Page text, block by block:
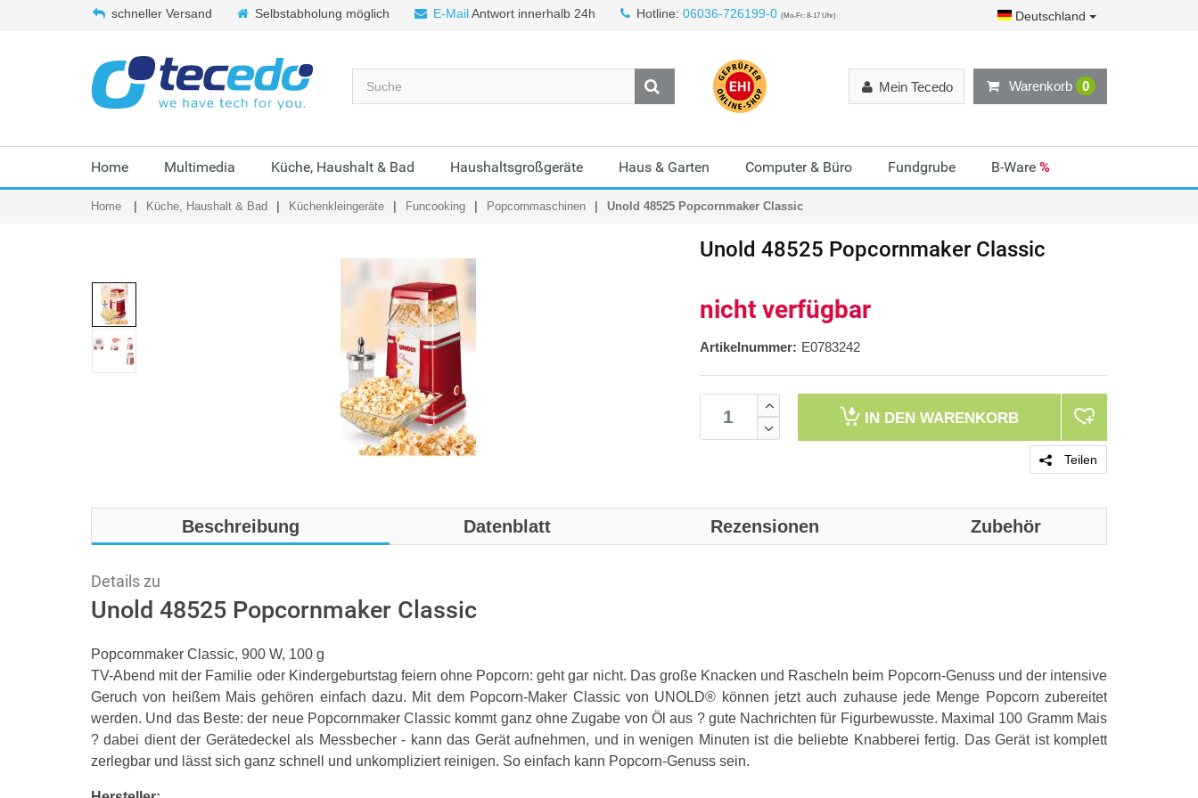
schneller Versand Selbstabholung möglich E-MailAntwort innerhalb 24h Hotline: 06036-726199-0 (Mo-Fr: 8-17 Uhr) Deutschland
Warenkorb 0
Mein Tecedo
Home Multimedia Küche, Haushalt & Bad Haushaltsgroßgeräte Haus & Garten Computer & Büro Fundgrube B-Ware %
Home Küche, Haushalt & Bad Küchenkleingeräte Funcooking Popcornmaschinen Unold 48525 Popcornmaker Classic
Unold 48525 Popcornmaker Classic
nicht verfügbar
Artikelnummer: E0783242
IN DEN WARENKORB
Teilen
Beschreibung Datenblatt Rezensionen Zubehör
Details zu
Unold 48525 Popcornmaker Classic
Popcornmaker Classic, 900 W, 100 g
TV-Abend mit der Familie oder Kindergeburtstag feiern ohne Popcorn: geht gar nicht. Das große Knacken und Rascheln beim Popcorn-Genuss und der intensive
Geruch von heißem Mais gehören einfach dazu. Mit dem Popcorn-Maker Classic von UNOLD® können jetzt auch zuhause jede Menge Popcorn zubereitet
werden. Und das Beste: der neue Popcornmaker Classic kommt ganz ohne Zugabe von Öl aus ? gute Nachrichten für Figurbewusste. Maximal 100 Gramm Mais
? dabei dient der Gerätedeckel als Messbecher - kann das Gerät aufnehmen, und in wenigen Minuten ist die beliebte Knabberei fertig. Das Gerät ist komplett
zerlegbar und lässt sich ganz schnell und unkompliziert reinigen. So einfach kann Popcorn-Genuss sein.